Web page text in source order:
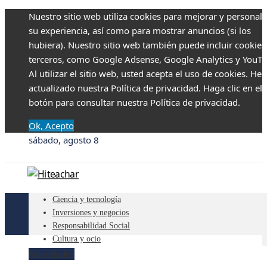
Nuestro sitio web utiliza cookies para mejorar y
su experiencia, así como para mostrar anuncios (si los
hubiera). Nuestro sitio web también puede incluir
terceros, como Google Adsense, Google Analytics y
Al utilizar el sitio web, usted acepta el uso de cookies.
actualizado nuestra Política de privacidad. Haga clic en el
botón para consultar nuestra Política de privacidad.
Ok, Acepto
sábado, agosto 8
Ciencia y tecnología
Inversiones y negocios
Responsabilidad Social
Cultura y ocio
Novedades